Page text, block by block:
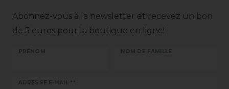
Abonnez-vous à la newsletter et recevez un bon
de 5 euros pour la boutique en ligne!
PRÉNOM NOM DE FAMILLE
ADRESSE E-MAIL **
Ceres::Template.newsletterHoneypotLabel